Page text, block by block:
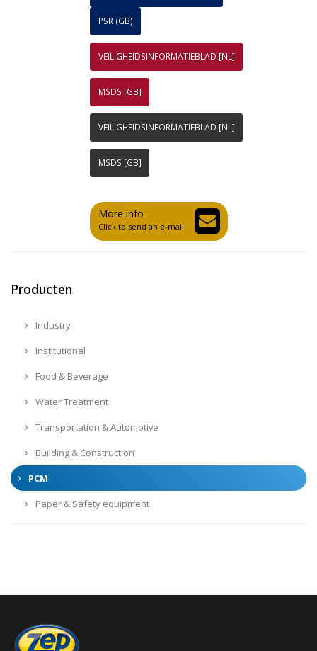
PSR (GB)
VEILIGHEIDSINFORMATIEBLAD [NL]
MSDS [GB]
VEILIGHEIDSINFORMATIEBLAD [NL]
MSDS [GB]
More info
Click to send an e-mail
Producten
Industry
Institutional
Food & Beverage
Water Treatment
Transportation & Automotive
Building & Construction
PCM
Paper & Safety equipment